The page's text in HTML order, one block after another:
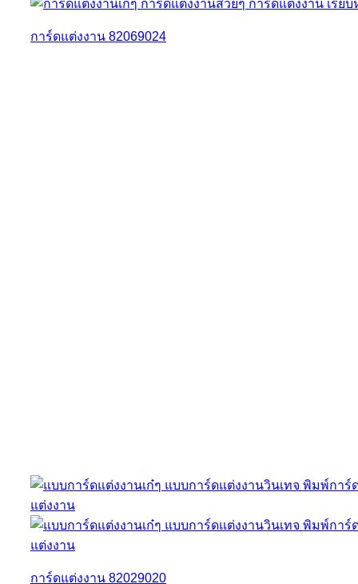
การ์ดแต่งงาน 82069024
การ์ดแต่งงาน 82029020